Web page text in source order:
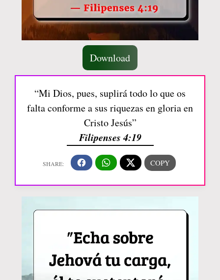
Download
“Mi Dios, pues, suplirá todo lo que os
falta conforme a sus riquezas en gloria en
Cristo Jesús”
Filipenses 4:19